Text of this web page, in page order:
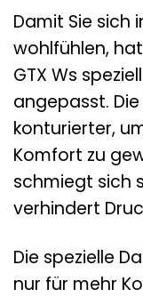
Damit Sie sich
wohlfühlen, hat
GTX Ws
angepasst.
konturierter,
Komfort zu
schmiegt sich
verhindert
Die spezielle
nur für mehr